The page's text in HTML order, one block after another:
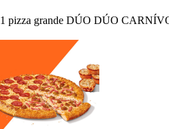
1 pizza grande DÚO DÚO